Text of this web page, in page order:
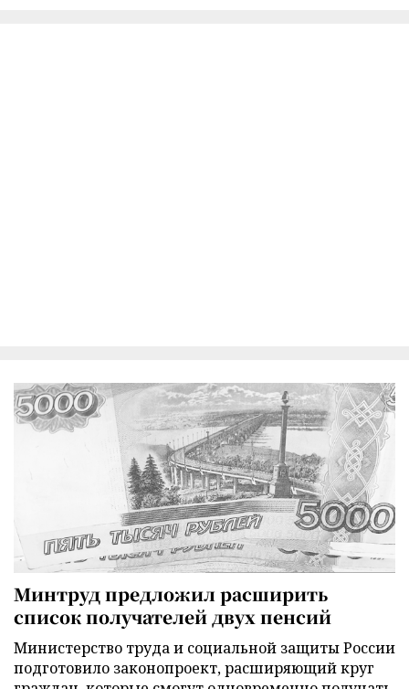
Минтруд предложил расширить
список получателей двух пенсий
Министерство труда и социальной защиты России
подготовило законопроект, расширяющий круг